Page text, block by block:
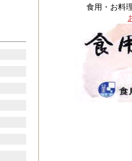
食用・お料